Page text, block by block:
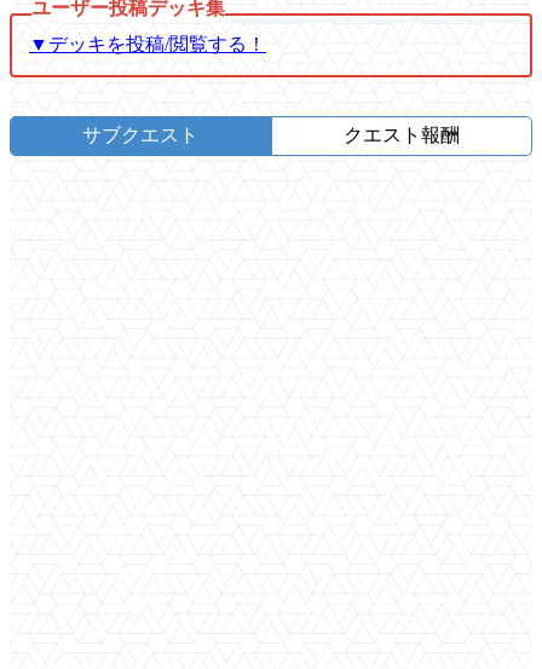
▼デッキを投稿/閲覧する！
サブクエスト クエスト報酬